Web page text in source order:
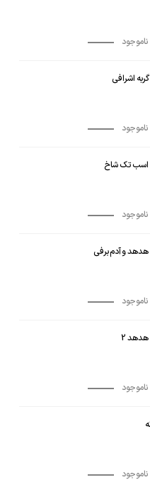
ناموجود
اشرافی
ناموجود
اسب تک شاخ
ناموجود
و آدم برفی
ناموجود
2
ناموجود
ناموجود